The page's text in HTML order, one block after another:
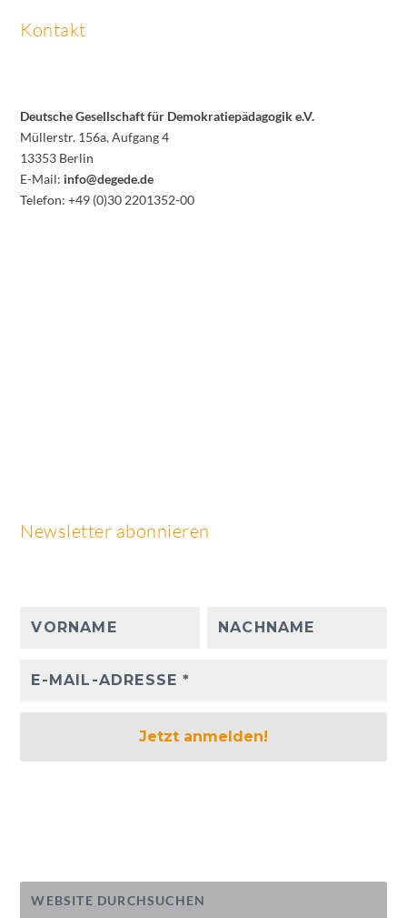
Kontakt
Deutsche Gesellschaft für Demokratiepädagogik e.V.
Müllerstr. 156a, Aufgang 4
13353 Berlin
E-Mail: info@degede.de
Telefon: +49 (0)30 2201352-00
Newsletter abonnieren